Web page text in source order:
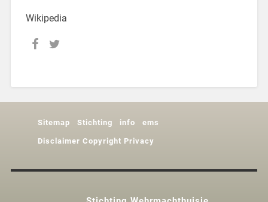
Wikipedia
Sitemap Stichting info ems
Disclaimer Copyright Privacy